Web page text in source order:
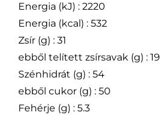
Energia (kJ) : 2220
Energia (kcal) : 532
Zsír (g) : 31
ebből telített zsírsavak (g) : 19
Szénhidrát (g) : 54
ebből cukor (g) : 50
Fehérje (g) : 5.3